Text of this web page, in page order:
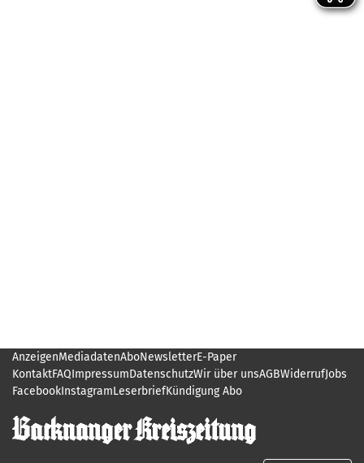
AnzeigenMediadatenAboNewsletterE-Paper
KontaktFAQImpressumDatenschutzWir über unsAGBWiderrufJobs
FacebookInstagramLeserbriefKündigung Abo